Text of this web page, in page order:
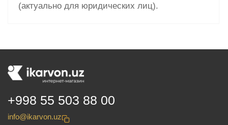
(актуально для юридических лиц).
+998 55 503 88 00
info@ikarvon.uz